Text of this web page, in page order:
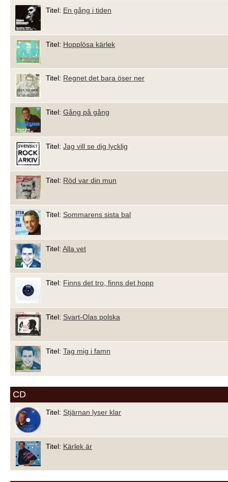
Titel: En gång i tiden
Titel: Hopplösa kärlek
Titel: Regnet det bara öser ner
Titel: Gång på gång
Titel: Jag vill se dig lycklig
Titel: Röd var din mun
Titel: Sommarens sista bal
Titel: Alla vet
Titel: Finns det tro, finns det hopp
Titel: Svart-Olas polska
Titel: Tag mig i famn
CD
Titel: Stjärnan lyser klar
Titel: Kärlek är